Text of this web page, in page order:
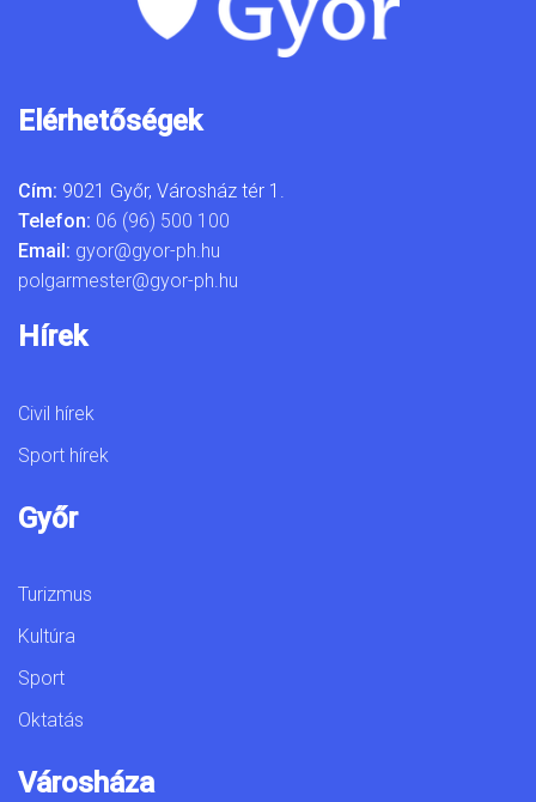
Elérhetőségek
Cím: 9021 Győr, Városház tér 1.
Telefon: 06 (96) 500 100
Email: gyor@gyor-ph.hu
polgarmester@gyor-ph.hu
Hírek
Civil hírek
Sport hírek
Győr
Turizmus
Kultúra
Sport
Oktatás
Városháza